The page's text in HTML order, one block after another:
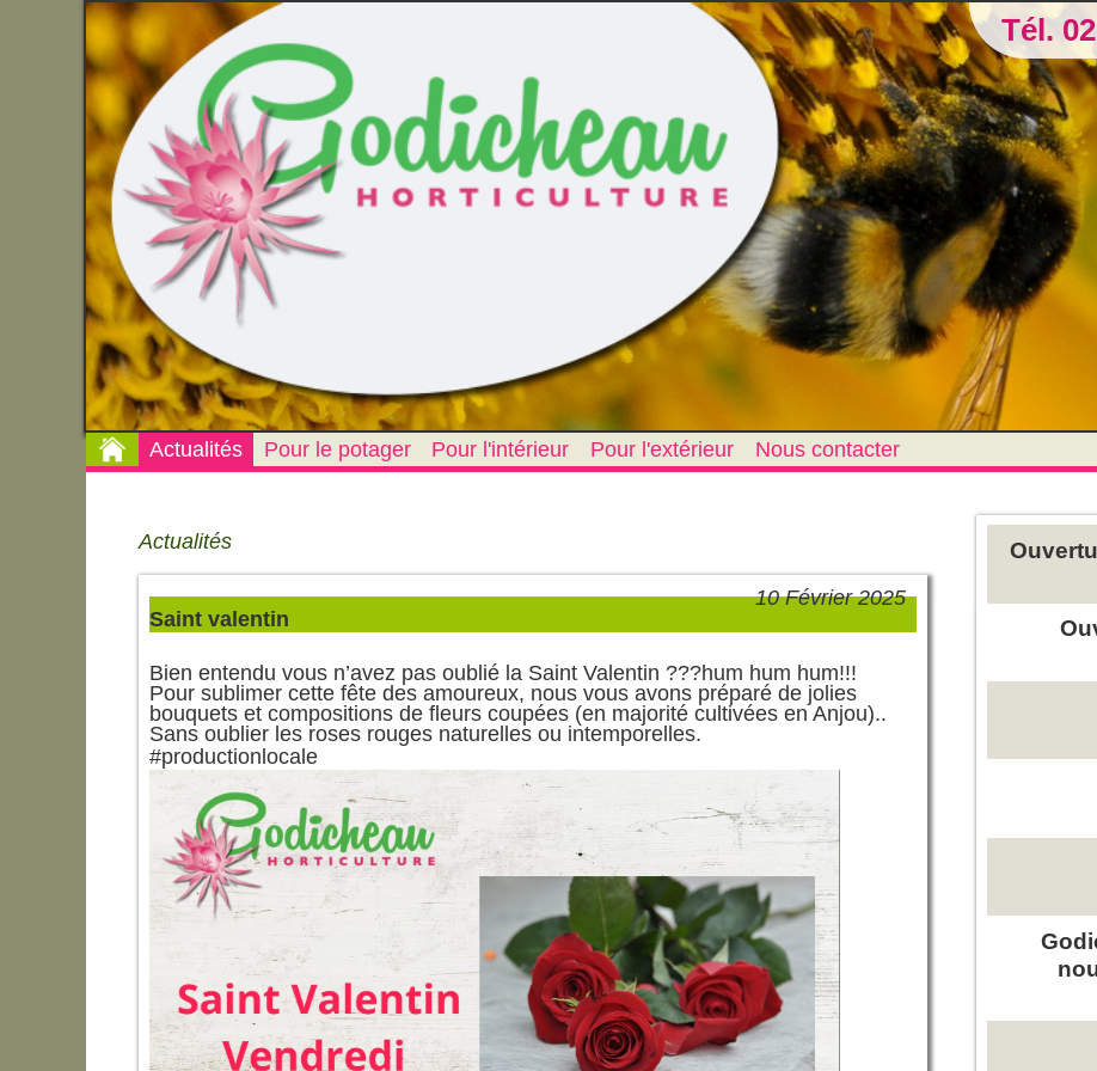
Tél.
Actualités Pour le potager Pour l'intérieur Pour l'extérieur Nous contacter
Actualités
10 Février 2025
Saint valentin
Bien entendu vous n’avez pas oublié la Saint Valentin ???hum hum hum!!!
Pour sublimer cette fête des amoureux, nous vous avons préparé de jolies
bouquets et compositions de fleurs coupées(en majorité cultivées en Anjou)..
Sans oublier les roses rouges naturelles ou intemporelles.
#productionlocale